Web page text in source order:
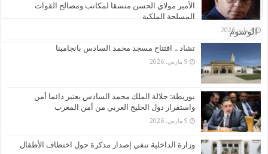
تعليقات
الوسوم
الأمير مولاي الحسن منسقا لمكاتب ومصالح القوات
المسلحة الملكية
4 مايو، 2026
تشاد .. افتتاح مسجد محمد السادس بانجامينا
9 مارس، 2026
بوريطة: جلالة الملك محمد السادس يعتبر دائما أمن
واستقرار دول الخليج العربي من أمن المغرب
9 مارس، 2026
وزارة الداخلية تنفي إصدار مذكرة حول اختطاف الأطفال